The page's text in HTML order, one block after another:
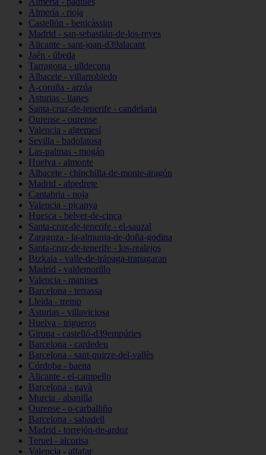
Almería - rioja
Castellón - benicàssim
Madrid - san-sebastián-de-los-reyes
Alicante - sant-joan-d39alacant
Jaén - úbeda
Tarragona - ulldecona
Albacete - villarrobledo
A-coruña - arzúa
Asturias - llanes
Santa-cruz-de-tenerife - candelaria
Ourense - ourense
Valencia - algemesí
Sevilla - badolatosa
Las-palmas - mogán
Huelva - almonte
Albacete - chinchilla-de-monte-aragón
Madrid - alpedrete
Cantabria - noja
Valencia - picanya
Huesca - belver-de-cinca
Santa-cruz-de-tenerife - el-sauzal
Zaragoza - la-almunia-de-doña-godina
Santa-cruz-de-tenerife - los-realejos
Bizkaia - valle-de-trápaga-trapagaran
Madrid - valdemorillo
Valencia - manises
Barcelona - terrassa
Lleida - tremp
Asturias - villaviciosa
Huelva - trigueros
Girona - castelló-d39empúries
Barcelona - cardedeu
Barcelona - sant-quirze-del-vallès
Córdoba - baena
Alicante - el-campello
Barcelona - gavà
Murcia - abanilla
Ourense - o-carballiño
Barcelona - sabadell
Madrid - torrejón-de-ardoz
Teruel - alcorisa
Valencia - alfafar